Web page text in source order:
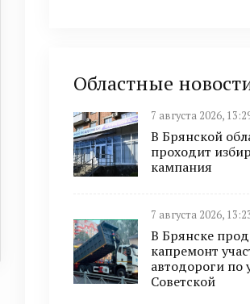
Областные
7 августа 2026,
В Брянской
проходит
кампания
7 августа 2026,
В Брянске
капремонт
автодороги по
Советской